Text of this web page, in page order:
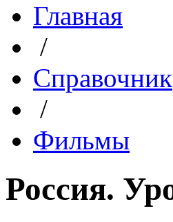
Главная
/
Справочник
/
Фильмы
Россия.